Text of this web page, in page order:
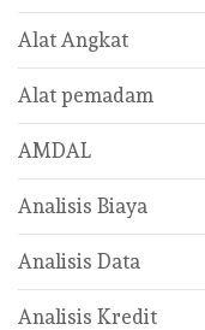
Alat Angkat
Alat pemadam
AMDAL
Analisis Biaya
Analisis Data
Analisis Kredit